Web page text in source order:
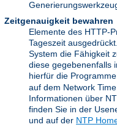
Zeitgenauigkeit bewahren
Elemente des HTTP-
Tageszeit
System die Fähigkeit
diese gegebenenfalls
hierfür die Programme
auf dem Network
Informationen über
finden Sie in der
und auf der NTP